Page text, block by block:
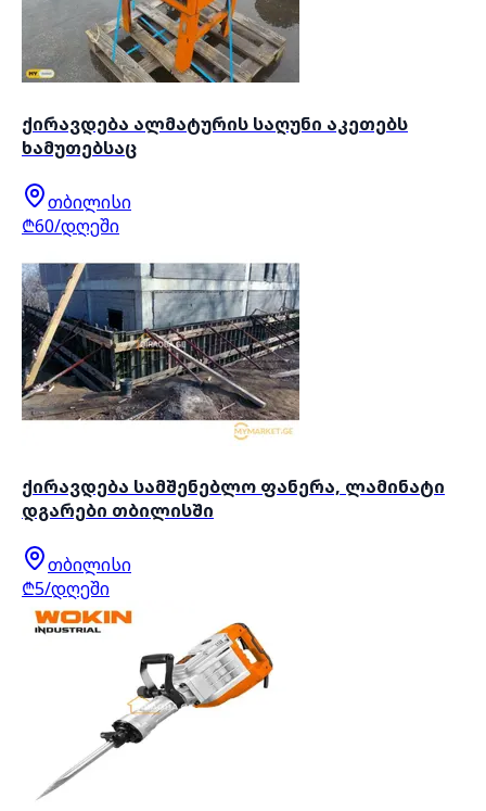
ქირავდება ალმატურის საღუნი აკეთებს
ხამუთებსაც
თბილისი
₾60/დღეში
ქირავდება სამშენებლო ფანერა, ლამინატი
დგარები თბილისში
თბილისი
₾5/დღეში